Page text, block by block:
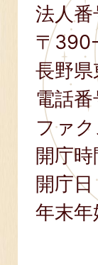
法人
〒
長野
電話
ファ
開庁
開庁
年末年